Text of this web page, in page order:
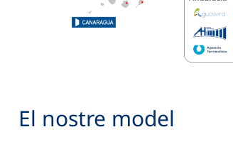
El nostre model